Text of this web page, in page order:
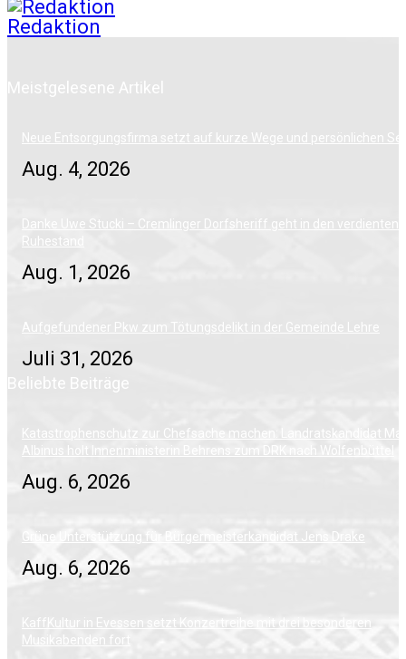
Redaktion
Meistgelesene Artikel
Neue Entsorgungsfirma setzt auf kurze Wege und persönlichen
Aug. 4, 2026
Danke Uwe Stucki – Cremlinger Dorfsheriff geht in den verdienten
Ruhestand
Aug. 1, 2026
Aufgefundener Pkw zum Tötungsdelikt in der Gemeinde Lehre
Juli 31, 2026
Beliebte Beiträge
Katastrophenschutz zur Chefsache machen: Landratskandidat
Albinus holt Innenministerin Behrens zum DRK nach Wolfenbüttel
Aug. 6, 2026
Grüne Unterstützung für Bürgermeisterkandidat Jens Drake
Aug. 6, 2026
KaffKultur in Evessen setzt Konzertreihe mit drei besonderen
Musikabenden fort